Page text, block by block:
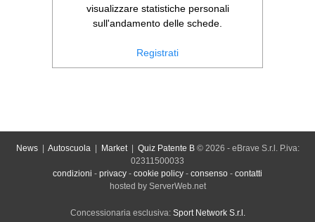
visualizzare statistiche personali
sull'andamento delle schede.
Registrati
News| Autoscuola| Market| Quiz Patente B© 2026 - eBrave S.r.l. P.iva:
02311500033
condizioni - privacy - cookie policy - consenso - contatti
hosted by ServerWeb.net
Concessionaria esclusiva: Sport Network S.r.l.